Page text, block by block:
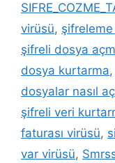
virüsü,
şifreli dosya
dosya kurtarma,
dosyalar nasıl
şifreli veri
faturası virüsü,
var virüsü,